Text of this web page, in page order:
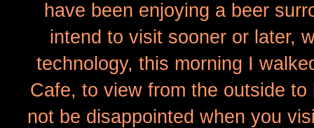
have been enjoying a beer
intend to visit sooner or later,
technology, this morning I
Cafe, to view from the outside
not be disappointed when you